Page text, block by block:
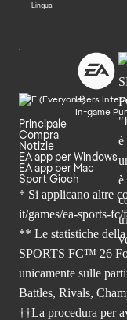
Lingua
Users
In-game
Principale
Compra
Notizie
EA app per Windows
EA app per Mac
Sport Gioch
* Si applicano altre
it/games/ea-sports-
** Le statistiche
SPORTS FC™ 26
unicamente sulle
Battles, Rivals,
††La procedura per